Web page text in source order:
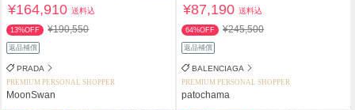
¥164,910送料込
13%OFF ¥190,550
返品補償
PRADA
PREMIUM PERSONAL SHOPPER
MoonSwan
¥87,190送料込
64%OFF ¥245,500
返品補償
BALENCIAGA
PREMIUM PERSONAL SHOPPER
patochama